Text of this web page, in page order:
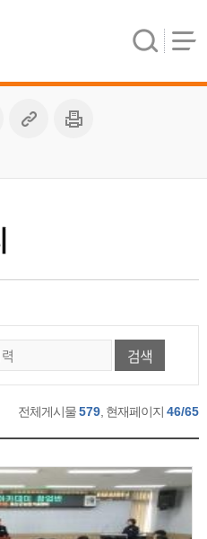
검색
전체게시물579 , 현재페이지46/65